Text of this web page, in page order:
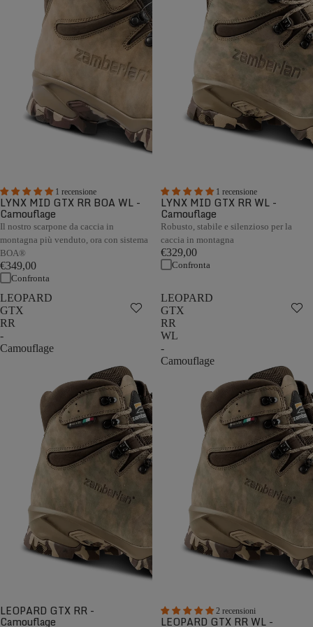
1 recensione
LYNX MID GTX RR BOA WL -
Camouflage
Il nostro scarpone da caccia in
montagna più venduto, ora con sistema
BOA®
€349,00
Confronta
1 recensione
LYNX MID GTX RR WL -
Camouflage
Robusto, stabile e silenzioso per la
caccia in montagna
€329,00
Confronta
LEOPARD
GTX
RR
-
Camouflage
LEOPARD GTX RR -
Camouflage
LEOPARD
GTX
RR
WL
-
Camouflage
2 recensioni
LEOPARD GTX RR WL -